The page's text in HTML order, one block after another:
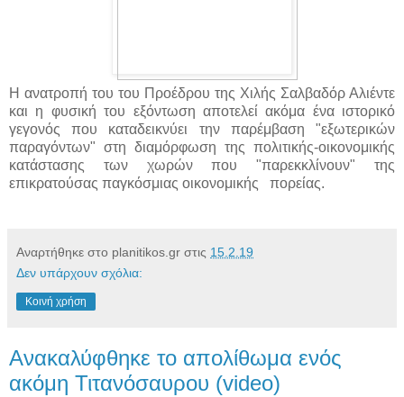
Η ανατροπή του του Προέδρου της Χιλής Σαλβαδόρ Αλιέντε
και η φυσική του εξόντωση αποτελεί ακόμα ένα ιστορικό
γεγονός που καταδεικνύει την παρέμβαση "εξωτερικών
παραγόντων" στη διαμόρφωση της πολιτικής-οικονομικής
κατάστασης των χωρών που "παρεκκλίνουν" της
επικρατούσας παγκόσμιας οικονομικής πορείας.
Αναρτήθηκε στο planitikos.gr στις 15.2.19
Δεν υπάρχουν σχόλια:
Κοινή χρήση
Ανακαλύφθηκε το απολίθωμα ενός
ακόμη Τιτανόσαυρου (video)